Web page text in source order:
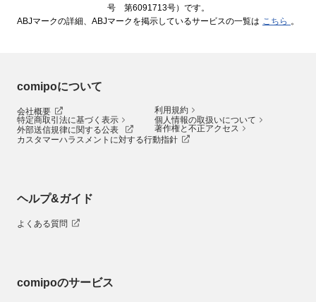
号 第6091713号）です。
ABJマークの詳細、ABJマークを掲示しているサービスの一覧は こちら 。
comipoについて
会社概要
利用規約
特定商取引法に基づく表示
個人情報の取扱いについて
外部送信規律に関する公表
著作権と不正アクセス
カスタマーハラスメントに対する行動指針
ヘルプ&ガイド
よくある質問
comipoのサービス